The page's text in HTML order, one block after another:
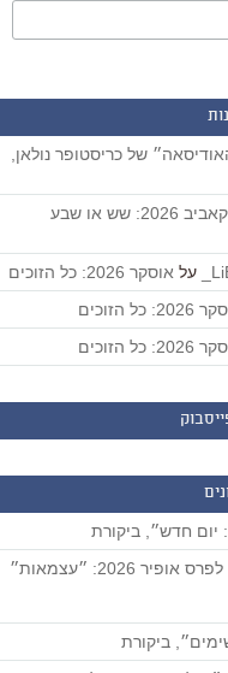
של כריסטופר נולאן,
דוקאביב 2026: שש או שבע
על אוסקר 2026: כל הזוכים
כל הזוכים
כל הזוכים
יום חדש״, ביקורת
המועמדים לפרס אופיר 2026: ״עצמאות״
ביקורת